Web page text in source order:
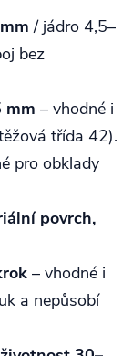
/ jádro 4,5–
bez
mm – vhodné i
třída 42).
pro obklady
povrch,
– vhodné i
a nepůsobí